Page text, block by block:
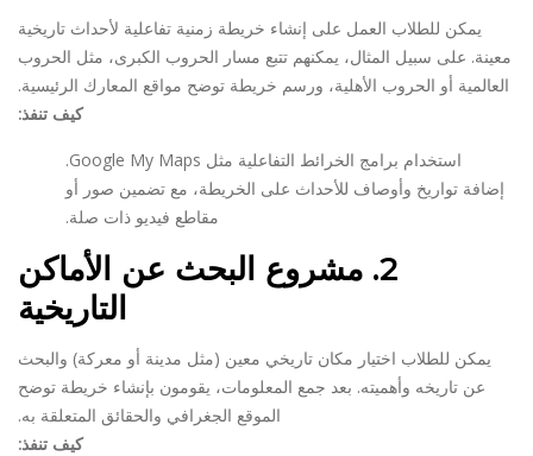
يمكن للطلاب العمل على إنشاء خريطة زمنية تفاعلية لأحداث تاريخية
معينة. على سبيل المثال، يمكنهم تتبع مسار الحروب الكبرى، مثل الحروب
العالمية أو الحروب الأهلية، ورسم خريطة توضح مواقع المعارك الرئيسية.
كيف تنفذ:
استخدام برامج الخرائط التفاعلية مثل Google My Maps.
إضافة تواريخ وأوصاف للأحداث على الخريطة، مع تضمين صور أو
مقاطع فيديو ذات صلة.
2.
مشروع البحث عن الأماكن
التاريخية
يمكن للطلاب اختيار مكان تاريخي معين (مثل مدينة أو معركة) والبحث
عن تاريخه وأهميته. بعد جمع المعلومات، يقومون بإنشاء خريطة توضح
الموقع الجغرافي والحقائق المتعلقة به.
كيف تنفذ: